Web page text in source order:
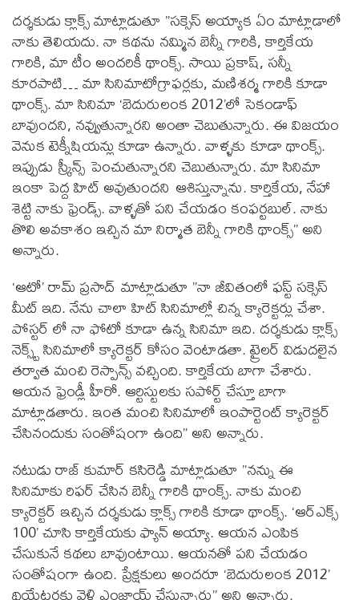
దర్శకుడు క్లాక్స్ మాట్లాడుతూ ”సక్సెస్ అయ్యాక ఏం మాట్లాడాలో
నాకు తెలియదు. నా కథను నమ్మిన బెన్నీ గారికి, కార్తికేయ
గారికి, మా టీం అందరికీ థాంక్స్. సాయి ప్రకాష్, సన్నీ
కూరపాటి… మా సినిమాటోగ్రాఫర్లకు, మణిశర్మ గారికి కూడా
థాంక్స్. మా సినిమా ‘బెదురులంక 2012’లో సెకండాఫ్
బావుందని, నవ్వుతున్నారని అంతా చెబుతున్నారు. ఈ విజయం
వెనుక టెక్నీషియన్లు కూడా ఉన్నారు. వాళ్ళకు కూడా థాంక్స్.
ఇప్పుడు స్క్రీన్స్ పెంచుతున్నారని చెబుతున్నారు. మా సినిమా
ఇంకా పెద్ద హిట్ అవుతుందని ఆశిస్తున్నాను. కార్తికేయ, నేహా
శెట్టి నాకు ఫ్రెండ్స్. వాళ్ళతో పని చేయడం కంఫర్టబుల్. నాకు
తొలి అవకాశం ఇచ్చిన మా నిర్మాత బెన్నీ గారికి థాంక్స్” అని
అన్నారు.
‘ఆటో’ రామ్ ప్రసాద్ మాట్లాడుతూ ”నా జీవితంలో ఫస్ట్ సక్సెస్
మీట్ ఇది. నేను చాలా హిట్ సినిమాల్లో చిన్న క్యారెక్టర్లు చేశా.
పోస్టర్ లో నా ఫోటో కూడా ఉన్న సినిమా ఇది. దర్శకుడు క్లాక్స్
నెక్స్ట్ సినిమాలో క్యారెక్టర్ కోసం వెంటాడతా. ట్రైలర్ విడుదలైన
తర్వాత మంచి రెస్పాన్స్ వచ్చింది. కార్తికేయ బాగా చేశారు.
ఆయన ఫ్రెండ్లీ హీరో. ఆర్టిస్టులకు సపోర్ట్ చేస్తూ బాగా
మాట్లాడతారు. ఇంత మంచి సినిమాలో ఇంపార్టెంట్ క్యారెక్టర్
చేసినందుకు సంతోషంగా ఉంది” అని అన్నారు.
నటుడు రాజ్ కుమార్ కసిరెడ్డి మాట్లాడుతూ ”నన్ను ఈ
సినిమాకు రిఫర్ చేసిన బెన్నీ గారికి థాంక్స్. నాకు మంచి
క్యారెక్టర్ ఇచ్చిన దర్శకుడు క్లాక్స్ గారికి కూడా థాంక్స్. ‘ఆర్ఎక్స్
100’ చూసి కార్తికేయకు ఫ్యాన్ అయ్యా. ఆయన ఎంపిక
చేసుకునే కథలు బావుంటాయి. ఆయనతో పని చేయడం
సంతోషంగా ఉంది. ప్రేక్షకులు అందరూ ‘బెదురులంక 2012’